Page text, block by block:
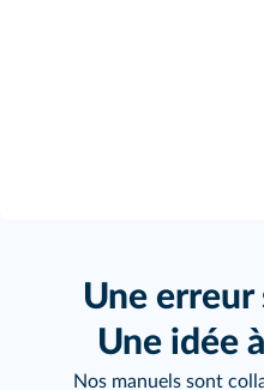
Une erreur
Une idée
Nos manuels sont